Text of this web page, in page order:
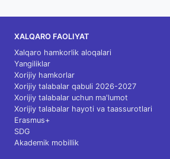
XALQARO FAOLIYAT
Xalqaro hamkorlik aloqalari
Yangiliklar
Xorijiy hamkorlar
Xorijiy talabalar qabuli 2026-2027
Xorijiy talabalar uchun ma'lumot
Xorijiy talabalar hayoti va taassurotlari
Erasmus+
SDG
Akademik mobillik